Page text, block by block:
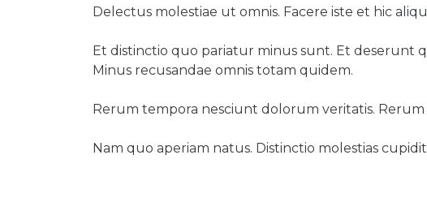
Delectus molestiae ut omnis. Facere iste et hic
Et distinctio quo pariatur minus sunt. Et deserunt
Minus recusandae omnis totam quidem.
Rerum tempora nesciunt dolorum veritatis.
Nam quo aperiam natus. Distinctio molestias